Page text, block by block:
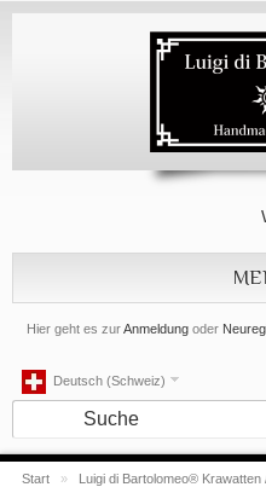
Hier geht es zurAnmeldung oder
Deutsch (Schweiz)
Start »
Luigi di Bartolomeo®